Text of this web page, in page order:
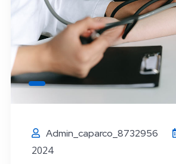
Admin_caparco_8732956
2024